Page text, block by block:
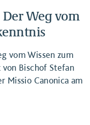
Weg vom
vom Wissen zum
Bischof Stefan
Missio Canonica am